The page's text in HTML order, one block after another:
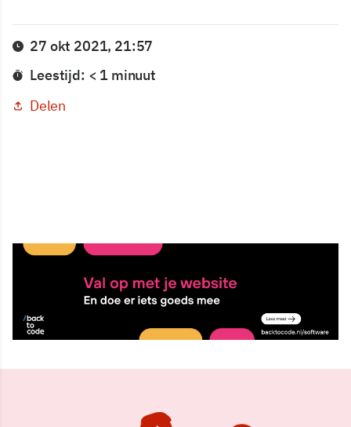
27 okt 2021, 21:57
Leestijd: < 1 minuut
Delen
27 okt 2021, 21:57
Delen